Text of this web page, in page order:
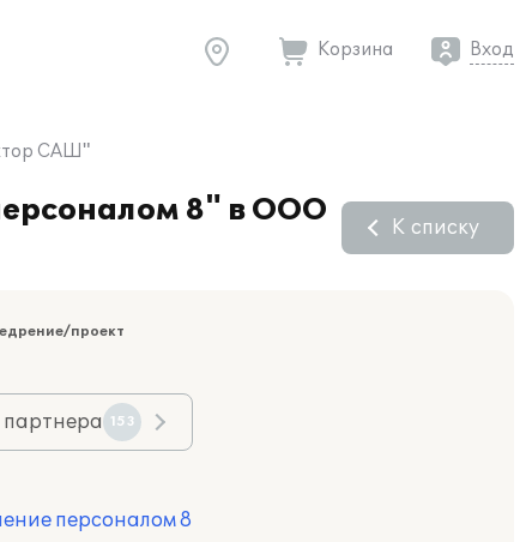
Корзина Вход
САШ"
8" в ООО
К списку
проект
153
персоналом 8